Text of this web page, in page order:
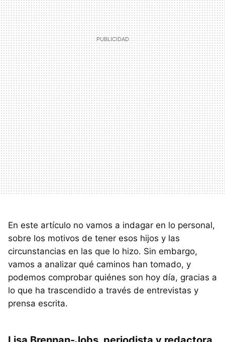
En este artículo no vamos a indagar en lo personal,
sobre los motivos de tener esos hijos y las
circunstancias en las que lo hizo. Sin embargo,
vamos a analizar qué caminos han tomado, y
podemos comprobar quiénes son hoy día, gracias a
lo que ha trascendido a través de entrevistas y
prensa escrita.